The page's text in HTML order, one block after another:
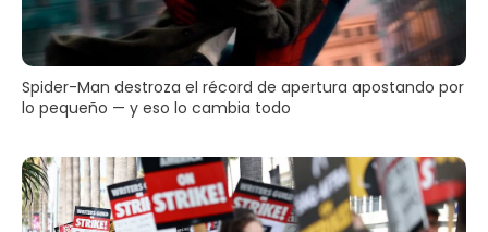
Spider-Man destroza el récord de apertura apostando por
lo pequeño — y eso lo cambia todo